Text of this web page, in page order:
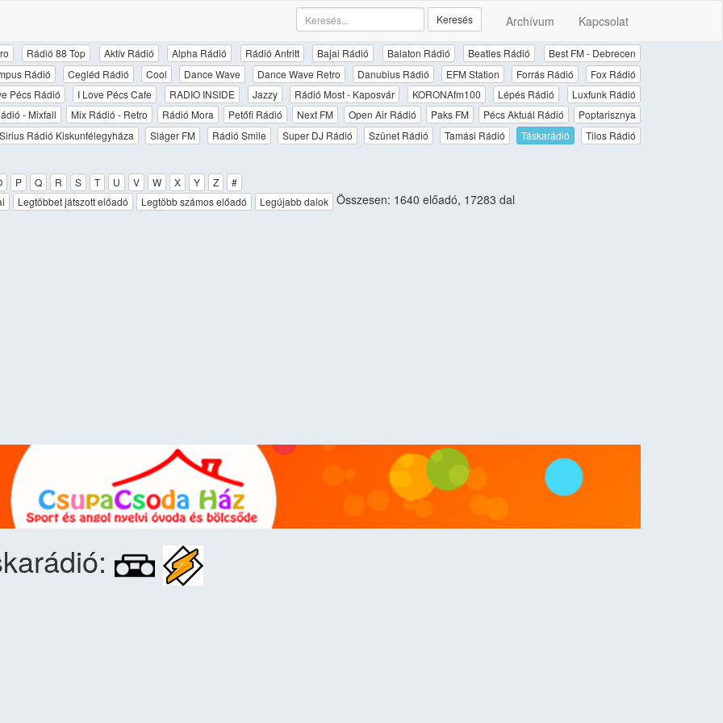
Archívum Kapcsolat
Keresés
Rádió 88 Top Aktív Rádió Alpha Rádió Rádió Antritt Bajai Rádió Balaton Rádió Beatles Rádió
Best FM - Debrecen
Rádió
Cegléd Rádió Cool Dance Wave Dance Wave Retro Danubius Rádió EFM Station Forrás Rádió
Fox Rádió
Pécs Rádió
I Love Pécs Cafe RADIO INSIDE Jazzy Rádió Most - Kaposvár KORONAfm100 Lépés Rádió
Luxfunk Rádió
- Mixfall
Mix Rádió - Retro Rádió Mora Petőfi Rádió Next FM Open Air Rádió Paks FM Pécs Aktuál Rádió
Poptarisznya
Sirius Rádió Kiskunfélegyháza
Sláger FM Rádió Smile Super DJ Rádió Szünet Rádió Tamási Rádió Táskarádió Tilos Rádió
P Q R S T U V W X Y Z
#
Legtöbbet játszott előadó Legtöbb számos előadó Legújabb dalok Összesen: 1640 előadó, 17283 dal